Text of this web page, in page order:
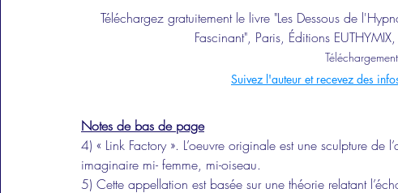
Téléchargez gratuitement le livre "Les Dessous de
Fascinant", Paris, Éditions
Suivez l'auteur et recevez des
Notes de bas de page
4) « Link Factory ». L’oeuvre originale est une sculpture de
imaginaire mi- femme, mi-oiseau.
5) Cette appellation est basée sur une théorie relatant